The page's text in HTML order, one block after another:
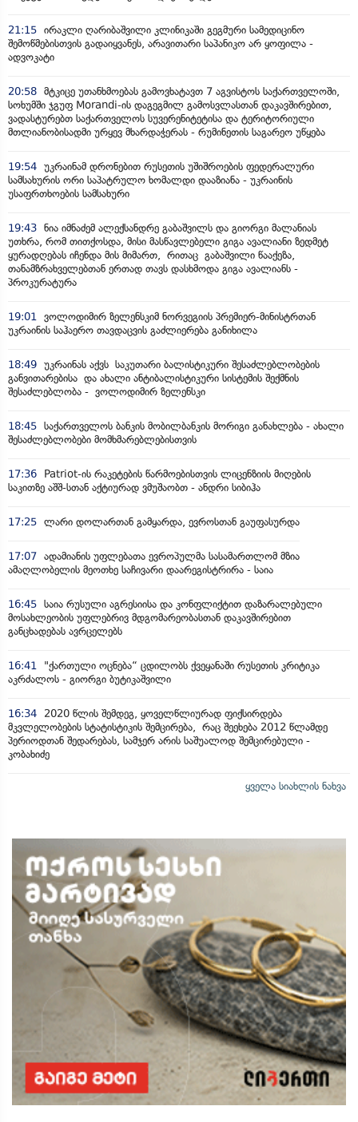
21:15 ირაკლი ღარიბაშვილი კლინიკაში გეგმური სამედიცინო
შემოწმებისთვის გადაიყვანეს, არავითარი საპანიკო არ ყოფილა -
ადვოკატი
20:58 მტკიცე უთანხმოებას გამოვხატავთ 7 აგვისტოს საქართველოში,
სოხუმში ჯგუფ Morandi-ის დაგეგმილ გამოსვლასთან დაკავშირებით,
ვადასტურებთ საქართველოს სუვერენიტეტისა და ტერიტორიული
მთლიანობისადმი ურყევ მხარდაჭერას - რუმინეთის საგარეო უწყება
19:54 უკრაინამ დრონებით რუსეთის უშიშროების ფედერალური
სამსახურის ორი საპატრულო ხომალდი დააზიანა - უკრაინის
უსაფრთხოების სამსახური
19:43 ნია იმნაძემ ალექსანდრე გაბაშვილს და გიორგი მალანიას
უთხრა, რომ თითქოსდა, მისი მასწავლებელი გიგა ავალიანი ზედმეტ
ყურადღებას იჩენდა მის მიმართ, რითაც გაბაშვილი წააქეზა,
თანამზრახველებთან ერთად თავს დასხმოდა გიგა ავალიანს -
პროკურატურა
19:01 ვოლოდიმირ ზელენსკიმ ნორვეგიის პრემიერ-მინისტრთან
უკრაინის საჰაერო თავდაცვის გაძლიერება განიხილა
18:49 უკრაინას აქვს საკუთარი ბალისტიკური შესაძლებლობების
განვითარებისა და ახალი ანტიბალისტიკური სისტემის შექმნის
შესაძლებლობა - ვოლოდიმირ ზელენსკი
18:45 საქართველოს ბანკის მობილბანკის მორიგი განახლება - ახალი
შესაძლებლობები მომხმარებლებისთვის
17:36
Patriot-ის რაკეტების წარმოებისთვის ლიცენზიის მიღების
საკითზე აშშ-სთან აქტიურად ვმუშაობთ - ანდრი სიბიჰა
17:25 ლარი დოლართან გამყარდა, ევროსთან გაუფასურდა
17:07 ადამიანის უფლებათა ევროპულმა სასამართლომ მზია
ამაღლობელის მეოთხე საჩივარი დაარეგისტრირა - საია
16:45 საია რუსული აგრესიისა და კონფლიქტით დაზარალებული
მოსახლეობის უფლებრივ მდგომარეობასთან დაკავშირებით
განცხადებას ავრცელებს
16:41
"ქართული ოცნება“ ცდილობს ქვეყანაში რუსეთის კრიტიკა
აკრძალოს - გიორგი ბუტიკაშვილი
16:34
2020 წლის შემდეგ, ყოველწლიურად ფიქსირდება
მკვლელობების სტატისტიკის შემცირება, რაც შეეხება 2012 წლამდე
პერიოდთან შედარებას, სამჯერ არის საშუალოდ შემცირებული -
კობახიძე
ყველა სიახლის ნახვა